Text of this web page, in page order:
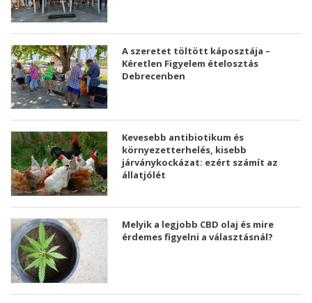
A szeretet töltött káposztája –
Kéretlen Figyelem ételosztás
Debrecenben
Kevesebb antibiotikum és
környezetterhelés, kisebb
járványkockázat: ezért számít az
állatjólét
Melyik a legjobb CBD olaj és mire
érdemes figyelni a választásnál?